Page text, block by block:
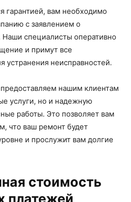
гарантией, вам необходимо
с заявлением о
специалисты оперативно
и примут все
неисправностей.
нашим клиентам
услуги, но и надежную
работы. Это позволяет вам
что ваш ремонт будет
и прослужит вам долгие
стоимость
платежей